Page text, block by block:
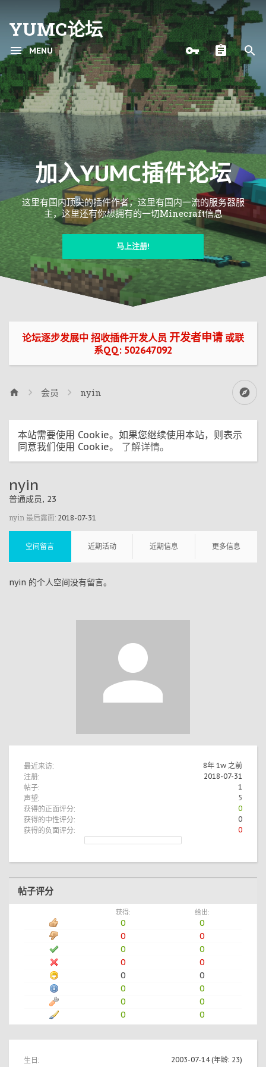
YUMC论坛
MENU
加入YUMC插件论坛
这里有国内顶尖的插件作者，这里有国内一流的服务器服
主，这里还有你想拥有的一切Minecraft信息
马上注册!
论坛逐步发展中 招收插件开发人员 开发者申请 或联
系QQ: 502647092
会员 nyin
本站需要使用 Cookie。如果您继续使用本站，则表示
同意我们使用 Cookie。 了解详情。
最近来访: 8年 1w 之前
注册: 2018-07-31
帖子: 1
声望: 5
获得的正面评分: 0
获得的中性评分: 0
获得的负面评分: 0
帖子评分
获得: 给出:
0
0
0
0
0
0
0
0
0
0
0
0
0
0
0
0
生日: 2003-07-14 (年龄: 23)
nyin
普通成员, 23
nyin 最后露面: 2018-07-31
空间留言 近期活动 近期信息 更多信息
nyin 的个人空间没有留言。